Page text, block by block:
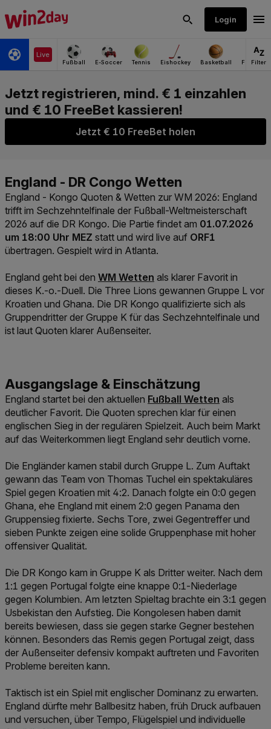
Jetzt € 10 FreeBet holen
England - Kongo Quoten & Wetten zur WM 2026: England
trifft im Sechzehntelfinale der Fußball-Weltmeisterschaft
2026 auf die DR Kongo. Die Partie findet am 01.07.2026
um 18:00 Uhr MEZ statt und wird live auf ORF1
übertragen. Gespielt wird in Atlanta.
England geht bei den Link der zu https://
WM Wetten als klarer Favorit in
dieses K.-o.-Duell. Die Three Lions gewannen Gruppe L vor
Kroatien und Ghana. Die DR Kongo qualifizierte sich als
Gruppendritter der Gruppe K für das Sechzehntelfinale und
ist laut Quoten klarer Außenseiter.
England startet bei den aktuellen Link der zu https://
Fußball Wetten als
deutlicher Favorit. Die Quoten sprechen klar für einen
englischen Sieg in der regulären Spielzeit. Auch beim Markt
auf das Weiterkommen liegt England sehr deutlich vorne.
Die Engländer kamen stabil durch Gruppe L. Zum Auftakt
gewann das Team von Thomas Tuchel ein spektakuläres
Spiel gegen Kroatien mit 4:2. Danach folgte ein 0:0 gegen
Ghana, ehe England mit einem 2:0 gegen Panama den
Gruppensieg fixierte. Sechs Tore, zwei Gegentreffer und
sieben Punkte zeigen eine solide Gruppenphase mit hoher
offensiver Qualität.
Die DR Kongo kam in Gruppe K als Dritter weiter. Nach dem
1:1 gegen Portugal folgte eine knappe 0:1-Niederlage
gegen Kolumbien. Am letzten Spieltag brachte ein 3:1 gegen
Usbekistan den Aufstieg. Die Kongolesen haben damit
bereits bewiesen, dass sie gegen starke Gegner bestehen
können. Besonders das Remis gegen Portugal zeigt, dass
der Außenseiter defensiv kompakt auftreten und Favoriten
Probleme bereiten kann.
Taktisch ist ein Spiel mit englischer Dominanz zu erwarten.
England dürfte mehr Ballbesitz haben, früh Druck aufbauen
und versuchen, über Tempo, Flügelspiel und individuelle